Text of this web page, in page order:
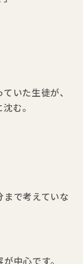
いた生徒が、
む。
まで考えていな
中心です。